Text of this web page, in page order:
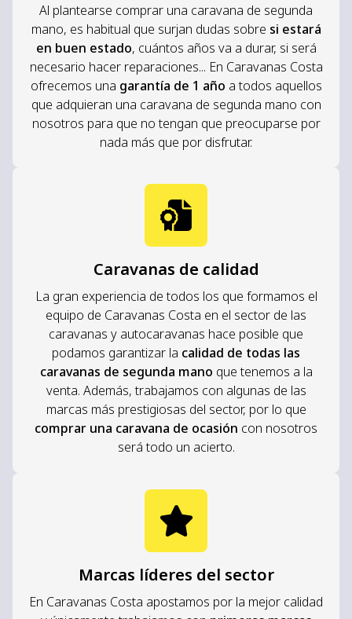
Al plantearse comprar una caravana de segunda
mano, es habitual que surjan dudas sobre si estará
en buen estado, cuántos años va a durar, si será
necesario hacer reparaciones... En Caravanas Costa
ofrecemos una garantía de 1 año a todos aquellos
que adquieran una caravana de segunda mano con
nosotros para que no tengan que preocuparse por
nada más que por disfrutar.
Caravanas de calidad
La gran experiencia de todos los que formamos el
equipo de Caravanas Costa en el sector de las
caravanas y autocaravanas hace posible que
podamos garantizar la calidad de todas las
caravanas de segunda mano que tenemos a la
venta. Además, trabajamos con algunas de las
marcas más prestigiosas del sector, por lo que
comprar una caravana de ocasión con nosotros
será todo un acierto.
Marcas líderes del sector
En Caravanas Costa apostamos por la mejor calidad